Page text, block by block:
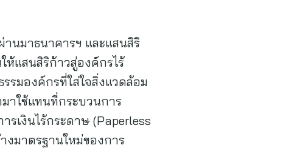
นมาธนาคารฯ และแสนสิริ
ห้แสนสิริก้าวสู่องค์กรไร้
รมองค์กรที่ใส่ใจสิ่งแวดล้อม
าใช้แทนที่กระบวนการ
รเงินไร้กระดาษ (Paperless
งมาตรฐานใหม่ของการ